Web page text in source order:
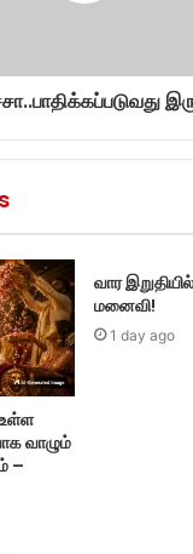
வாழும்
–
வார
மனைவி!
1 day ago